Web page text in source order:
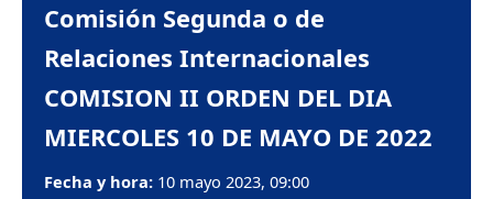
Comisión Segunda o de
Relaciones Internacionales
COMISION II ORDEN DEL DIA
MIERCOLES 10 DE MAYO DE 2022
Fecha y hora: 10 mayo 2023, 09:00